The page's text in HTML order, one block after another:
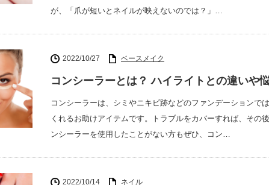
が、「爪が短いとネイルが映えないのでは？」…
2022/10/27 ベースメイク
コンシーラーとは？ ハイライトとの違いや
コンシーラーは、シミやニキビ跡などのファンデーションで
くれるお助けアイテムです。トラブルをカバーすれば、その
ンシーラーを使用したことがない方もぜひ、コン…
2022/10/14 ネイル